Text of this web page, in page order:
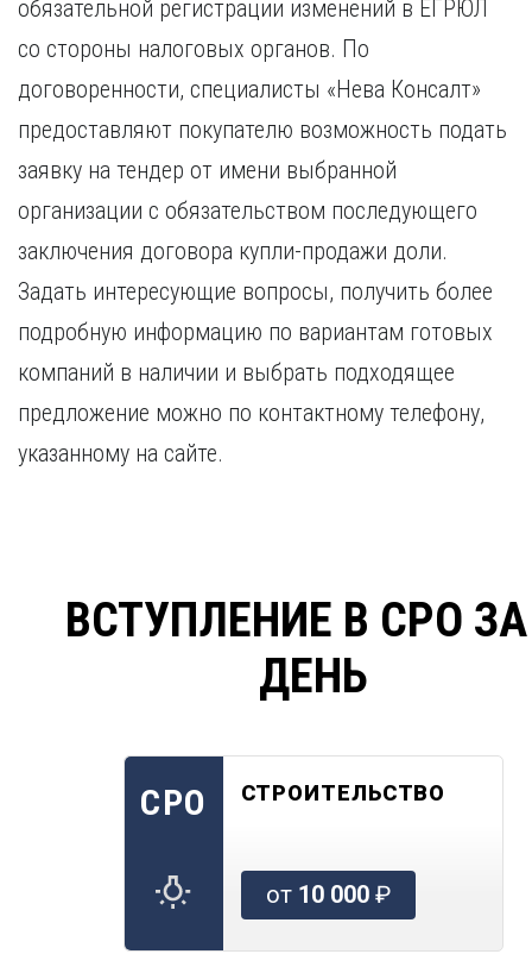
обязательной регистрации изменений в ЕГРЮЛ
со стороны налоговых органов. По
договоренности, специалисты «Нева Консалт»
предоставляют покупателю возможность подать
заявку на тендер от имени выбранной
организации с обязательством последующего
заключения договора купли-продажи доли.
Задать интересующие вопросы, получить более
подробную информацию по вариантам готовых
компаний в наличии и выбрать подходящее
предложение можно по контактному телефону,
указанному на сайте.
ВСТУПЛЕНИЕ В СРО
ДЕНЬ
СРО СТРОИТЕЛЬСТВО
от 10 000₽